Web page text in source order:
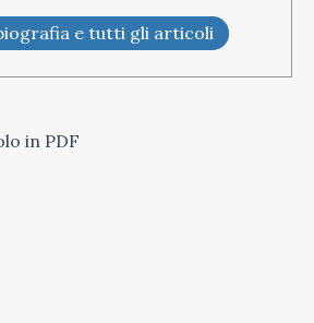
e tutti gli articoli
in PDF